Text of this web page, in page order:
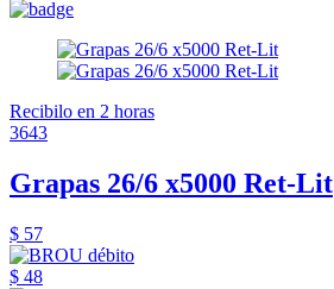
Recibilo en 2 horas
3643
Grapas 26/6 x5000 Ret-Lit
$ 57
$ 48